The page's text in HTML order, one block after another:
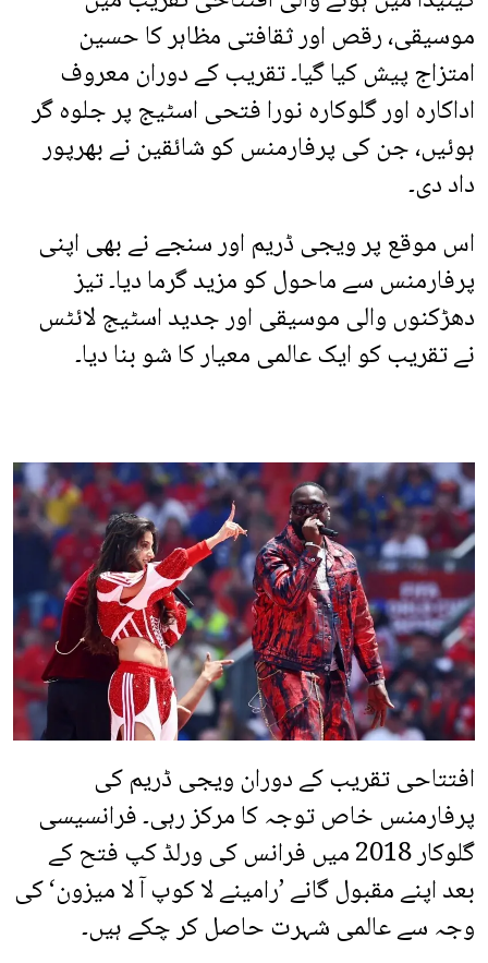
موسیقی، رقص اور ثقافتی مظاہر کا حسین
امتزاج پیش کیا گیا۔ تقریب کے دوران معروف
اداکارہ اور گلوکارہ نورا فتحی اسٹیج پر جلوہ گر
ہوئیں، جن کی پرفارمنس کو شائقین نے بھرپور
داد دی۔
اس موقع پر ویجی ڈریم اور سنجے نے بھی اپنی
پرفارمنس سے ماحول کو مزید گرما دیا۔ تیز
دھڑکنوں والی موسیقی اور جدید اسٹیج لائٹس
نے تقریب کو ایک عالمی معیار کا شو بنا دیا۔
افتتاحی تقریب کے دوران ویجی ڈریم کی
پرفارمنس خاص توجہ کا مرکز رہی۔ فرانسیسی
گلوکار 2018 میں فرانس کی ورلڈ کپ فتح کے
بعد اپنے مقبول گانے ’رامینے لا کوپ آ لا میزون‘ کی
وجہ سے عالمی شہرت حاصل کر چکے ہیں۔